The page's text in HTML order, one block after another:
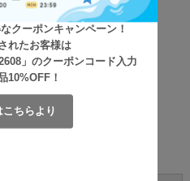
クーポンキャンペーン！
れたお客様は
」のクーポンコード入力
10%OFF！
ちらより
マットレス セミダブル
¥28,200
[ポイント還元 282ポイント～]